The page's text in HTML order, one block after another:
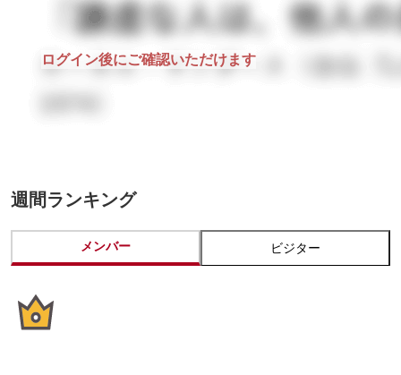
ログイン後にご確認いただけます
週間ランキング
メンバー ビジター